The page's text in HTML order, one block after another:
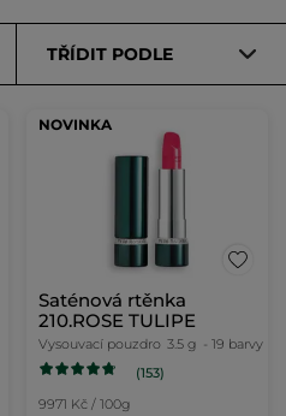
TŘÍDIT PODLE
NOVINKA
Saténová rtěnka
210.ROSE TULIPE
Vysouvací pouzdro 3.5 g - 19 barvy
(153)
9971 Kč / 100g